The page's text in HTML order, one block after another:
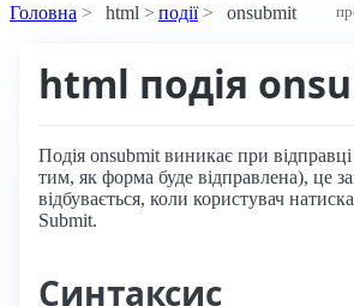
Головна html події onsubmit
html подія
Подія onsubmit виникає при
тим, як форма буде відправлена), це
відбувається, коли користувач
Submit.
Синтаксис